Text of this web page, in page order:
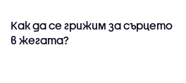
Как да се грижим за сърцето
в жегата?